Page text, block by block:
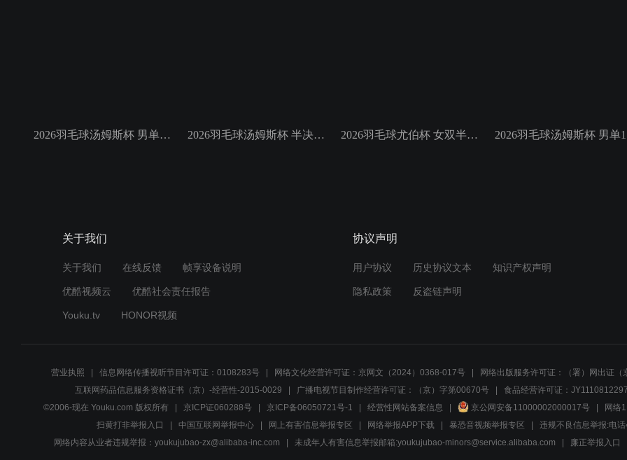
2026羽毛球汤姆斯杯 男单半决赛 小波波夫VS阿尤什 2026羽毛球汤姆斯杯 半决赛 法国VS印度 2026羽毛球尤伯杯 女双半决赛 库苏马/阿玛莉亚VS白荷娜/李绍希
关于我们
关于我们 在线反馈 帧享设备说明
优酷视频云 优酷社会责任报告
Youku.tv HONOR视频
协议声明
用户协议 历史协议文本 知识产权声明
隐私政策 反盗链声明
营业执照 信息网络传播视听节目许可证：0108283号 网络文化经营许可证：京网文（2024）0368-017号 网络出版服务许可证：（署）网出证（
互联网药品信息服务资格证书（京）-经营性-2015-0029
广播电视节目制作经营许可证：（京）字第00670号 食品经营许可证：
©2006-现在 Youku.com 版权所有
京ICP证060288号 京ICP备06050721号-1 经营性网站备案信息 京公网安备11000002000017号 网络
扫黄打非举报入口
中国互联网举报中心 网上有害信息举报专区 网络举报APP下载 暴恐音视频举报专区
违规不良信息举报:电
网络内容从业者违规举报：youkujubao-zx@alibaba-inc.com
未成年人有害信息举报邮箱:youkujubao-minors@service.alibaba.com 廉正举报入口